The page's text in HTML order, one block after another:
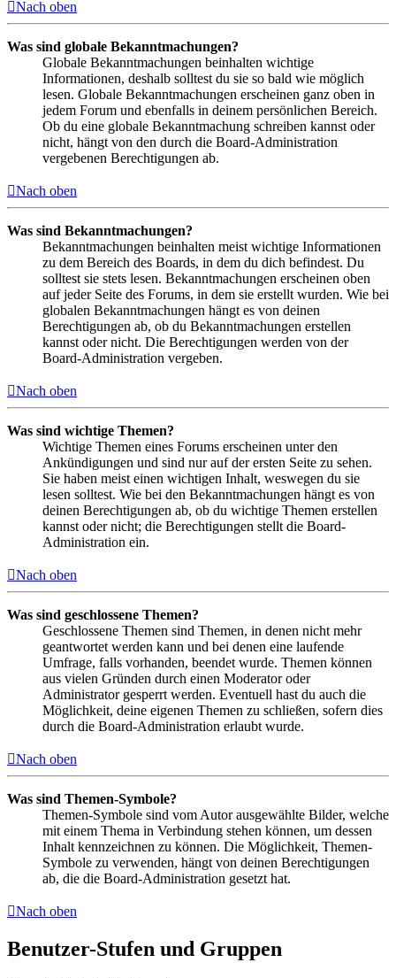
Nach oben
Was sind globale Bekanntmachungen?
Globale Bekanntmachungen beinhalten wichtige
Informationen, deshalb solltest du sie so bald wie möglich
lesen. Globale Bekanntmachungen erscheinen ganz oben in
jedem Forum und ebenfalls in deinem persönlichen Bereich.
Ob du eine globale Bekanntmachung schreiben kannst oder
nicht, hängt von den durch die Board-Administration
vergebenen Berechtigungen ab.
Nach oben
Was sind Bekanntmachungen?
Bekanntmachungen beinhalten meist wichtige Informationen
zu dem Bereich des Boards, in dem du dich befindest. Du
solltest sie stets lesen. Bekanntmachungen erscheinen oben
auf jeder Seite des Forums, in dem sie erstellt wurden. Wie bei
globalen Bekanntmachungen hängt es von deinen
Berechtigungen ab, ob du Bekanntmachungen erstellen
kannst oder nicht. Die Berechtigungen werden von der
Board-Administration vergeben.
Nach oben
Was sind wichtige Themen?
Wichtige Themen eines Forums erscheinen unter den
Ankündigungen und sind nur auf der ersten Seite zu sehen.
Sie haben meist einen wichtigen Inhalt, weswegen du sie
lesen solltest. Wie bei den Bekanntmachungen hängt es von
deinen Berechtigungen ab, ob du wichtige Themen erstellen
kannst oder nicht; die Berechtigungen stellt die Board-
Administration ein.
Nach oben
Was sind geschlossene Themen?
Geschlossene Themen sind Themen, in denen nicht mehr
geantwortet werden kann und bei denen eine laufende
Umfrage, falls vorhanden, beendet wurde. Themen können
aus vielen Gründen durch einen Moderator oder
Administrator gesperrt werden. Eventuell hast du auch die
Möglichkeit, deine eigenen Themen zu schließen, sofern dies
durch die Board-Administration erlaubt wurde.
Nach oben
Was sind Themen-Symbole?
Themen-Symbole sind vom Autor ausgewählte Bilder, welche
mit einem Thema in Verbindung stehen können, um dessen
Inhalt kennzeichnen zu können. Die Möglichkeit, Themen-
Symbole zu verwenden, hängt von deinen Berechtigungen
ab, die die Board-Administration gesetzt hat.
Nach oben
Benutzer-Stufen und Gruppen